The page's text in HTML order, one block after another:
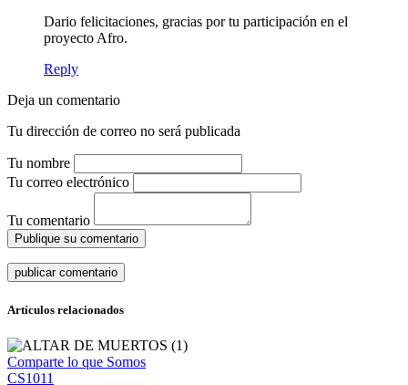
Dario felicitaciones, gracias por tu participación en el
proyecto Afro.
Reply
Deja un comentario
Tu dirección de correo no será publicada
Tu nombre
Tu correo electrónico
Tu comentario
Publique su comentario
Artículos relacionados
Comparte lo que Somos
CS1011